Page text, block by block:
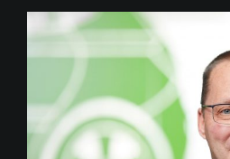
Dr. Andreas